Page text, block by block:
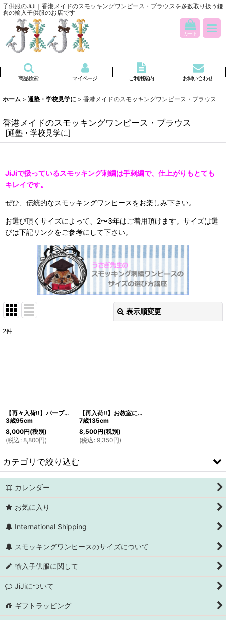
子供服のJiJi｜香港メイドのスモッキングワンピース・ブラウスを多数取り扱う鎌
倉の輸入子供服のお店です
カート
商品検索 マイページ ご利用案内 お問い合わせ
ホーム > 通塾・学校見学に > 香港メイドのスモッキングワンピース・ブラウス
香港メイドのスモッキングワンピース・ブラウス
[通塾・学校見学に]
JiJiで扱っているスモッキング刺繍は手刺繍で、 仕上がりもとても
キレイです。
ぜひ、伝統的なスモッキングワンピースをお楽しみ下さい。
お選び頂くサイズによって、2〜3年はご着用頂けます。サイズは選
びは下記リンクをご参考にして下さい。
表示順変更
サブカテゴリ
並び順 :
絞り込む
2件
【再々入荷!!】パープルの蝶々が遊ぶスモッキングワンピース
3歳95cm
8,000円(税別)
(税込 : 8,800円)
【再入荷!!】お教室にも使える、サッカー素材のブルーストライプスモッキングワンピース
7歳135cm
8,500円(税別)
(税込 : 9,350円)
カテゴリで絞り込む
スモッキングワンピース(トラディショナルサイズ)
ブラウス
カレンダー
お気に入り
International Shipping
スモッキングワンピースのサイズについて
輸入子供服に関して
JiJiについて
ギフトラッピング